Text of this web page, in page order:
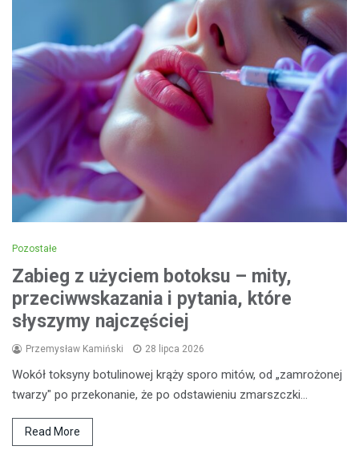
Pozostałe
Zabieg z użyciem botoksu – mity,
przeciwwskazania i pytania, które
słyszymy najczęściej
Przemysław Kamiński 28 lipca 2026
Wokół toksyny botulinowej krąży sporo mitów, od „zamrożonej
twarzy" po przekonanie, że po odstawieniu zmarszczki…
Read More